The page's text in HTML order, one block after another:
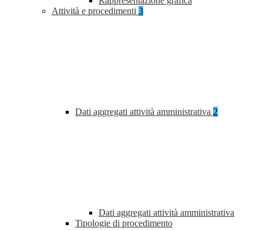
Attività e procedimenti 3
Dati aggregati attività amministrativa 2
Dati aggregati attività amministrativa
Tipologie di procedimento